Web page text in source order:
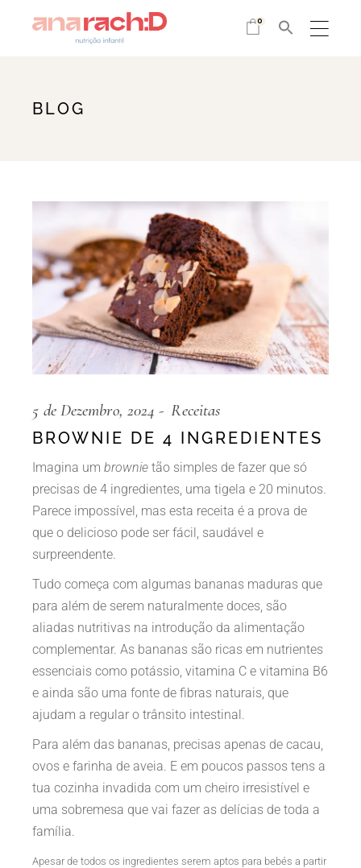
0
BLOG
5 de Dezembro, 2024 Receitas
BROWNIE DE 4 INGREDIENTES
Imagina umbrownie tão simples de fazer que só
precisas de 4 ingredientes, uma tigela e 20 minutos.
Parece impossível, mas esta receita é a prova de
que o delicioso pode ser fácil, saudável e
surpreendente.
Tudo começa com algumas bananas maduras que
para além de serem naturalmente doces, são
aliadas nutritivas na introdução da alimentação
complementar. As bananas são ricas em nutrientes
essenciais como potássio, vitamina C e vitamina B6
e ainda são uma fonte de fibras naturais, que
ajudam a regular o trânsito intestinal.
Para além das bananas, precisas apenas de cacau,
ovos e farinha de aveia. E em poucos passos tens a
tua cozinha invadida com um cheiro irresistível e
uma sobremesa que vai fazer as delícias de toda a
família.
Apesar de todos os ingredientes serem aptos para bebés a partir